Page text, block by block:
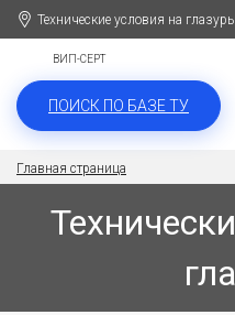
Технические условия на глазурь
ВИП-СЕРТ
ПОИСК ПО БАЗЕ ТУ
Главная страница